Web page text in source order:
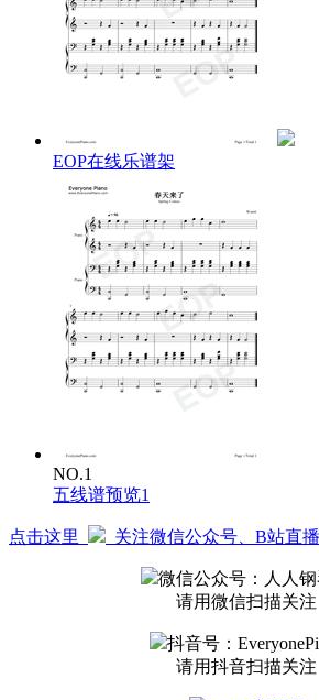
EOP在线乐谱架
NO.1
五线谱预览1
点击这里 关注微信公众号、B站直
微信公众号：人人钢
请用微信扫描关注
抖音号：
请用抖音扫描关注